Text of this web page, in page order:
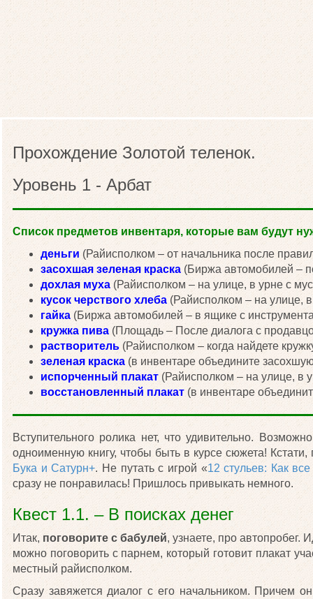
Прохождение Золотой теленок.
Уровень 1 - Арбат
Список предметов инвентаря, которые вам будут
деньги (Райисполком – от начальника после
засохшая зеленая краска (Биржа автомобилей –
дохлая муха (Райисполком – на улице, в урне с
кусок черствого хлеба (Райисполком – на улице,
гайка (Биржа автомобилей – в ящике с
кружка пива (Площадь – После диалога с
растворитель (Райисполком – когда найдете
зеленая краска (в инвентаре объедините
испорченный плакат (Райисполком – на улице, в
восстановленный плакат (в инвентаре
Вступительного ролика нет, что удивительно.
одноименную книгу, чтобы быть в курсе сюжета!
Бука и Сатурн+. Не путать с игрой «12 стульев: Как
сразу не понравилась! Пришлось привыкать немного.
Квест 1.1. – В поисках денег
Итак, поговорите с бабулей, узнаете, про
можно поговорить с парнем, который готовит плакат
местный райисполком.
Сразу завяжется диалог с его начальником. Причем